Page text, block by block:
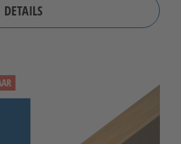
DETAILS